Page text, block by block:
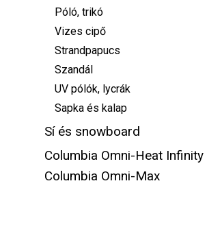
Póló, trikó
Vizes cipő
Strandpapucs
Szandál
UV pólók, lycrák
Sapka és kalap
Sí és snowboard
Columbia Omni-Heat Infinity
Columbia Omni-Max